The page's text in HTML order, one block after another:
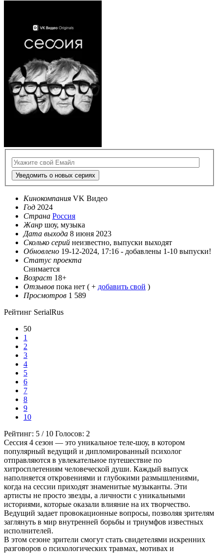
Уведомить о новых сериях
Кинокомпания VK Видео
Год 2024
Страна Россия
Жанр шоу, музыка
Дата выхода 8 июня 2023
Сколько серий неизвестно, выпуски выходят
Обновлено 19-12-2024, 17:16 - добавлены 1-10 выпуски!
Статус проекта
Снимается
Возраст 18+
Отзывов пока нет ( + добавить свой )
Просмотров 1 589
Рейтинг SerialRus
50
1
2
3
4
5
6
7
8
9
10
Рейтинг: 5 / 10 Голосов: 2
Сессия 4 сезон — это уникальное теле-шоу, в котором
популярный ведущий и дипломированный психолог
отправляются в увлекательное путешествие по
хитросплетениям человеческой души. Каждый выпуск
наполняется откровениями и глубокими размышлениями,
когда на сессии приходят знаменитые музыканты. Эти
артисты не просто звезды, а личности с уникальными
историями, которые оказали влияние на их творчество.
Ведущий задает провокационные вопросы, позволяя зрителям
заглянуть в мир внутренней борьбы и триумфов известных
исполнителей.
В этом сезоне зрители смогут стать свидетелями искренних
разговоров о психологических травмах, мотивах и